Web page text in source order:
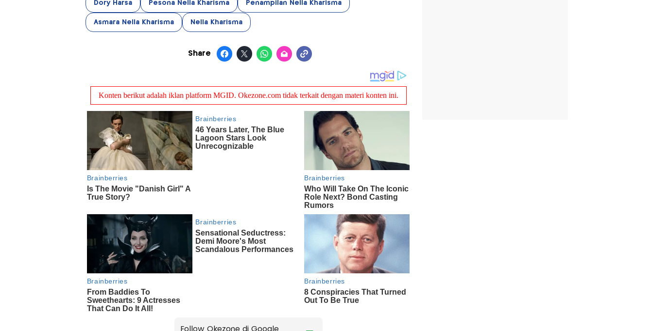
Dory Harsa Pesona Nella Kharisma Penampilan Nella Kharisma
Asmara Nella Kharisma Nella Kharisma
Share
Follow Okezone di Google